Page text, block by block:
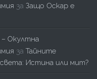
за Защо Оскар е
Окултна
за Тайните
Истина или мит?